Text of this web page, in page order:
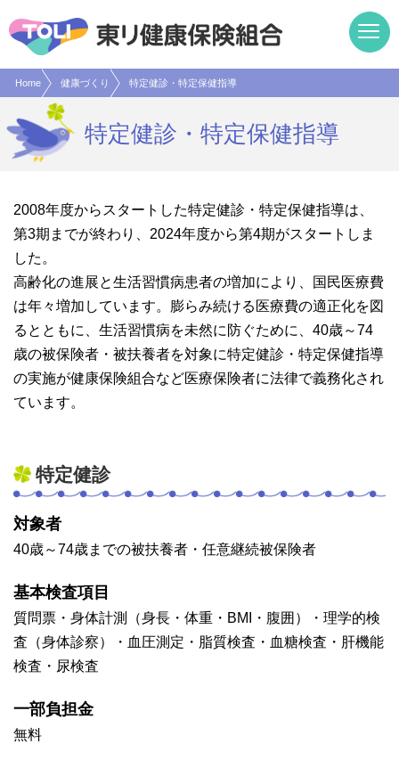
Home 健康づくり 特定健診・特定保健指導
特定健診・特定保健指導
2008年度からスタートした特定健診・特定保健指導は、
第3期までが終わり、2024年度から第4期がスタートしま
した。
高齢化の進展と生活習慣病患者の増加により、国民医療費
は年々増加しています。膨らみ続ける医療費の適正化を図
るとともに、生活習慣病を未然に防ぐために、40歳～74
歳の被保険者・被扶養者を対象に特定健診・特定保健指導
の実施が健康保険組合など医療保険者に法律で義務化され
ています。
特定健診
対象者
40歳～74歳までの被扶養者・任意継続被保険者
基本検査項目
質問票・身体計測（身長・体重・BMI・腹囲）・理学的検
査（身体診察）・血圧測定・脂質検査・血糖検査・肝機能
検査・尿検査
一部負担金
無料